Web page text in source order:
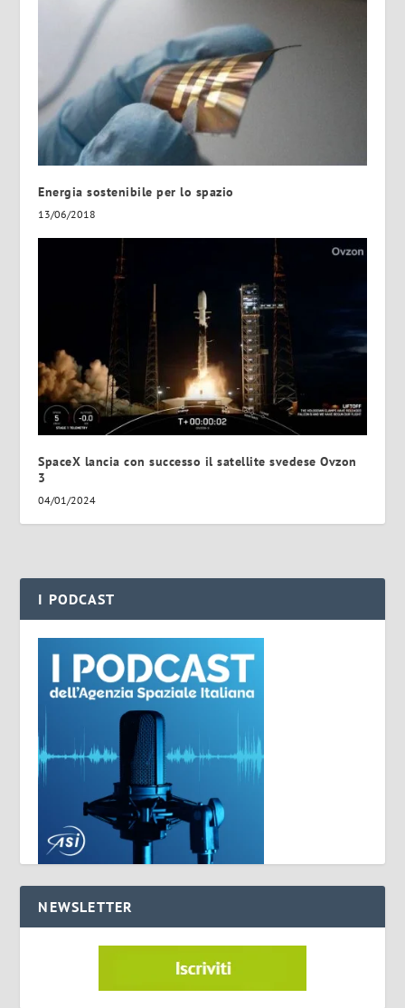
Energia sostenibile per lo spazio
13/06/2018
SpaceX lancia con successo il satellite svedese Ovzon
3
04/01/2024
I PODCAST
NEWSLETTER